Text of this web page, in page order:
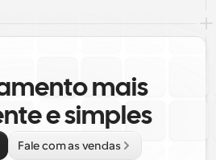
mais
e simples
Fale com as vendas